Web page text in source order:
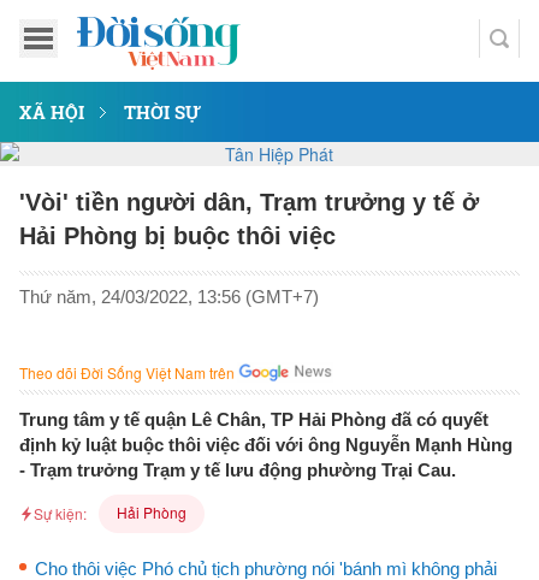
XÃ HỘI THỜI SỰ
'Vòi' tiền người dân, Trạm trưởng y tế ở
Hải Phòng bị buộc thôi việc
Thứ năm, 24/03/2022, 13:56 (GMT+7)
Theo dõi Đời Sống Việt Nam trên
Trung tâm y tế quận Lê Chân, TP Hải Phòng đã có quyết
định kỷ luật buộc thôi việc đối với ông Nguyễn Mạnh Hùng
- Trạm trưởng Trạm y tế lưu động phường Trại Cau.
Sự kiện: Hải Phòng
Cho thôi việc Phó chủ tịch phường nói 'bánh mì không phải